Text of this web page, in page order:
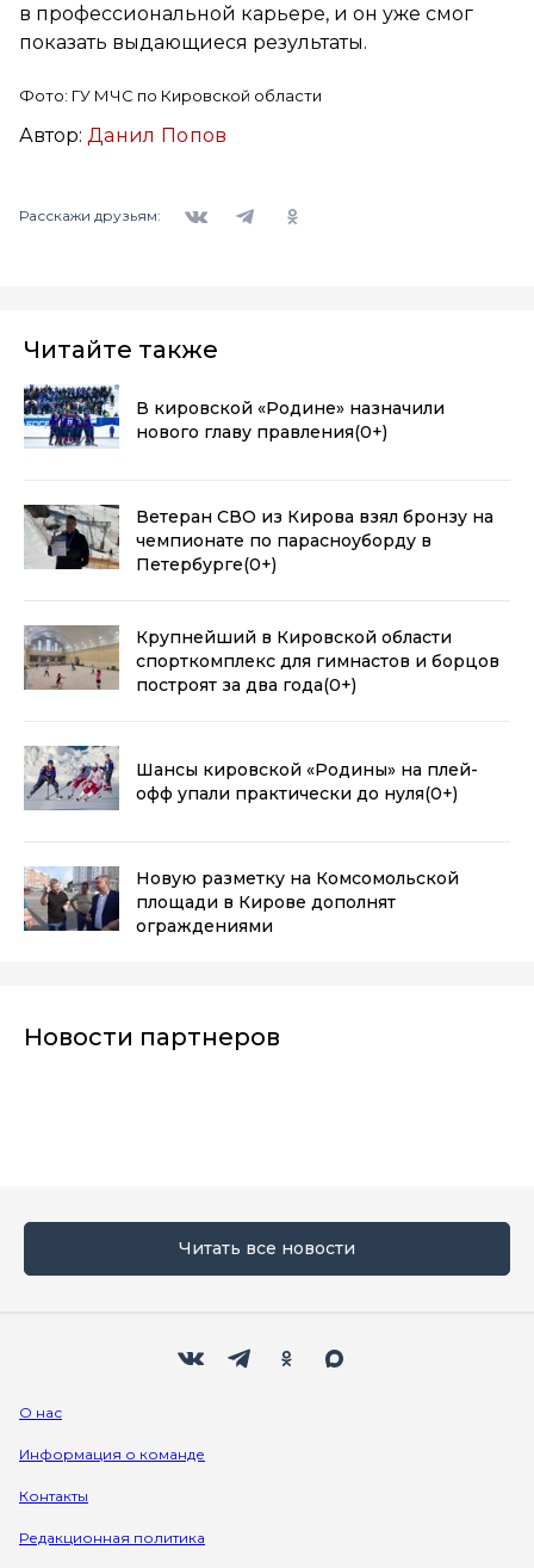
в профессиональной карьере, и он уже смог
показать выдающиеся результаты.
Фото: ГУ МЧС по Кировской области
Автор: Данил Попов
Расскажи друзьям:
Читайте также
В кировской «Родине» назначили
нового главу правления(0+)
Ветеран СВО из Кирова взял бронзу на
чемпионате по парасноуборду в
Петербурге(0+)
Крупнейший в Кировской области
спорткомплекс для гимнастов и борцов
построят за два года(0+)
Шансы кировской «Родины» на плей-
офф упали практически до нуля(0+)
Новую разметку на Комсомольской
площади в Кирове дополнят
ограждениями
Новости партнеров
Читать все новости
О нас
Информация о команде
Контакты
Редакционная политика